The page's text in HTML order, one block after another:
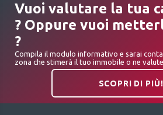
Vuoi valutare la tua
? Oppure vuoi
?
Compila il modulo informativo e sarai
zona che stimerà il tuo immobile o ne
SCOPRI DI PIÙ!